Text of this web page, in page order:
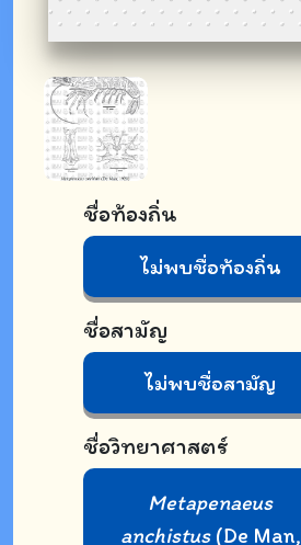
ชื่อท้องถิ่น
ไม่พบชื่อท้องถิ่น
ชื่อสามัญ
ไม่พบชื่อสามัญ
ชื่อวิทยาศาสตร์
Metapenaeus
anchistus (De Man,